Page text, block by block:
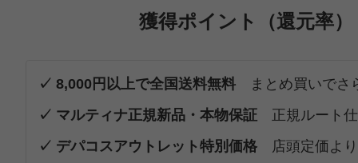
獲得ポイント（還元率）
✓ 8,000円以上で全国送料無料 まとめ買いでさ
✓ マルティナ正規新品・本物保証 正規ルート
✓ デパコスアウトレット特別価格 店頭定価よ